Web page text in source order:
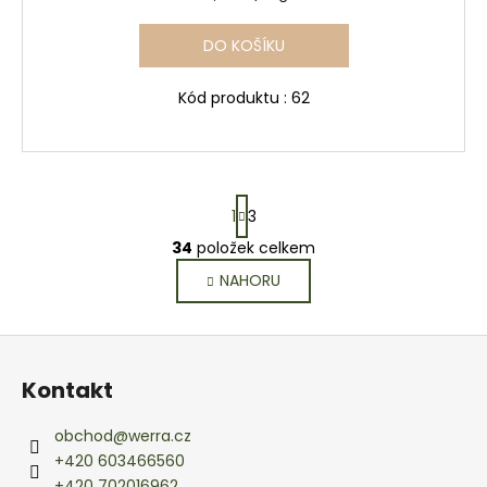
DO KOŠÍKU
Kód produktu : 62
O
v
l
á
S
t
r
á
n
k
1 3
34 položek celkem
NAHORU
Z
Kontakt
obchod@werra.cz
+420 603466560